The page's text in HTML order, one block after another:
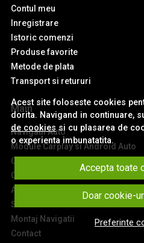
Acest site foloseste cookies
dorita. Navigand in continuare,
de cookiessi cu plasarea de
o experienta imbunatatita.
Accepta toate
Doar cookie-
Preferinte
Contul meu
Inregistrare
Istoric comenzi
Produse favorite
Metode de plata
Transport si retururi
Main
Navigatii Auto
Module Carplay si Android Auto
Ceasuri de Bord Digitale
Camere Auto
Accesorii Navigatii
Sisteme Audio
Montaj Navigatii
Contact